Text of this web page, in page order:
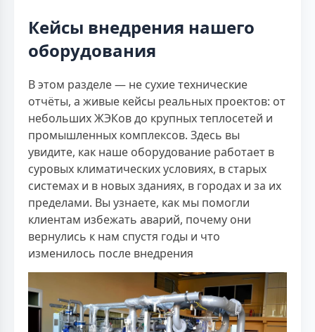
Кейсы внедрения нашего
оборудования
В этом разделе — не сухие технические
отчёты, а живые кейсы реальных проектов: от
небольших ЖЭКов до крупных теплосетей и
промышленных комплексов. Здесь вы
увидите, как наше оборудование работает в
суровых климатических условиях, в старых
системах и в новых зданиях, в городах и за их
пределами. Вы узнаете, как мы помогли
клиентам избежать аварий, почему они
вернулись к нам спустя годы и что
изменилось после внедрения